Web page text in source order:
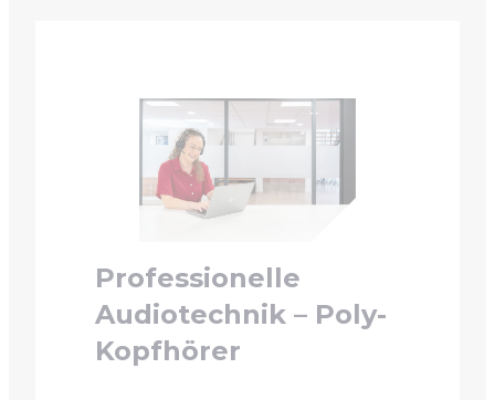
Professionelle
Audiotechnik – Poly-
Kopfhörer